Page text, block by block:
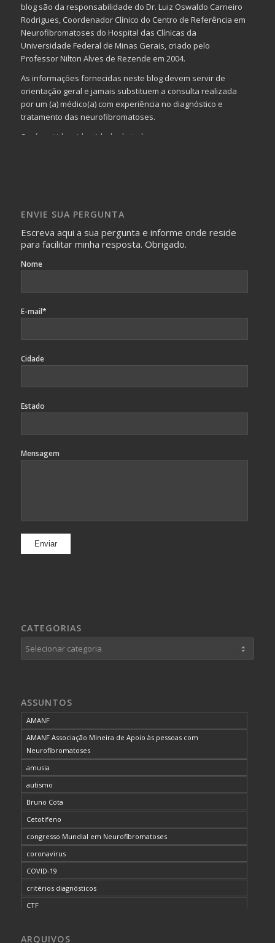
blog são da responsabilidade do Dr. Luiz Oswaldo Carneiro
Rodrigues, Coordenador Clínico do Centro de Referência em
Neurofibromatoses do Hospital das Clínicas da
Universidade Federal de Minas Gerais, criado pelo
Professor Nilton Alves de Rezende em 2004.
As informações fornecidas neste blog devem servir de
orientação geral e jamais substituem a consulta realizada
por um (a) médico(a) com experiência no diagnóstico e
tratamento das neurofibromatoses.
Será omitida a identidade de todas as pessoas que
identificação da pessoa fotografada.
ENVIE SUA PERGUNTA
Escreva aqui a sua pergunta e informe onde reside
para facilitar minha resposta. Obrigado.
Nome
E-mail*
Cidade
Estado
Mensagem
CATEGORIAS
Categorias
ASSUNTOS
AMANF
AMANF Associação Mineira de Apoio às pessoas com
Neurofibromatoses
amusia
autismo
Bruno Cota
Cetotifeno
congresso Mundial em Neurofibromatoses
coronavirus
COVID-19
critérios diagnósticos
CTF
desordem do processamento auditivo
ARQUIVOS